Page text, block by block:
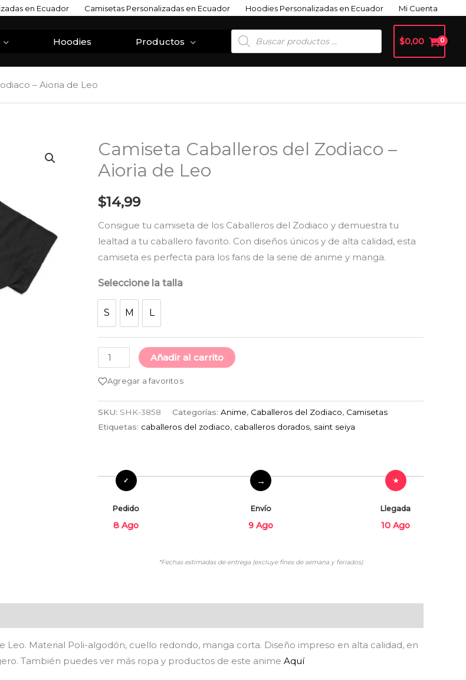
en Ecuador Camisetas Personalizadas en Ecuador Hoodies Personalizadas en Ecuador Mi Cuenta
Hoodies Productos
Búsqueda
De
Productos
$0,00
– Aioria de Leo
Camiseta Caballeros del Zodiaco –
Aioria de Leo
$14,99
Consigue tu camiseta de los Caballeros del Zodiaco y demuestra tu
lealtad a tu caballero favorito. Con diseños únicos y de alta calidad, esta
camiseta es perfecta para los fans de la serie de anime y manga.
Seleccione la talla
S M L
Camiseta
Caballeros
del
Zodiaco
-
Aioria
de
Leo
Añadir al carrito
Agregar a favoritos
SKU: SHK-3858 Categorías: Anime, Caballeros del Zodiaco, Camisetas
Etiquetas: caballeros del zodiaco, caballeros dorados, saint seiya
Pedido
8 Ago
Envío
9 Ago
Llegada
10 Ago
*Fechas estimadas de entrega (excluye fines de semana y feriados)
Leo. Material Poli-algodón, cuello redondo, manga corta. Diseño impreso en alta calidad, en
También puedes ver más ropa y productos de este anime Aquí